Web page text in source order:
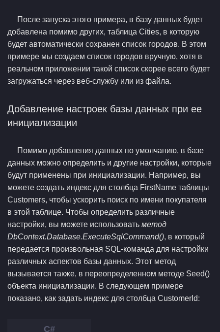
После запуска этого примера, в базу данных будет
добавлена помимо других, таблица Cities, в которую
будет автоматически сохранен список городов. В этом
примере мы создаем список городов вручную, хотя в
реальном приложении такой список скорее всего будет
загружаться через веб-службу или из файла.
Добавление настроек базы данных при ее
инициализации
Помимо добавления данных по умолчанию, в базе
данных можно определить и другие настройки, которые
будут применены при инициализации. Например, вы
можете создать индекс для столбца FirstName таблицы
Customers, чтобы ускорить поиск по имени покупателя
в этой таблице. Чтобы определить различные
настройки, вы можете использовать метод
DbContext.Database.ExecuteSqlCommand(), в который
передается произвольная SQL-команда для настройки
различных аспектов базы данных. Этот метод
вызывается также, в переопределенном методе Seed()
объекта инициализации. В следующем примере
показано, как задать индекс для столбца CustomerId: